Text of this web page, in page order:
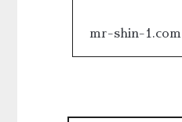
mr-shin-1.com